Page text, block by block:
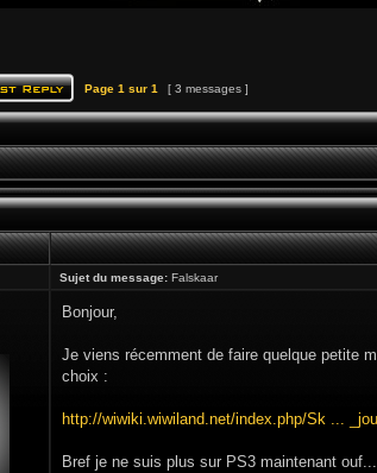
Page 1 sur 1 [ 3 messages ]
Sujet du message: Falskaar
Bonjour,
Je viens récemment de faire quelque petite
choix :
http://wiwiki.wiwiland.net/index.php/Sk ...
Bref je ne suis plus sur PS3 maintenant